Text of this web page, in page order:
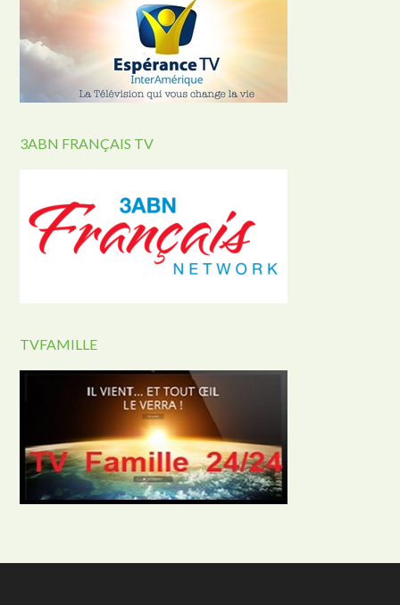
3ABN FRANÇAIS TV
TVFAMILLE